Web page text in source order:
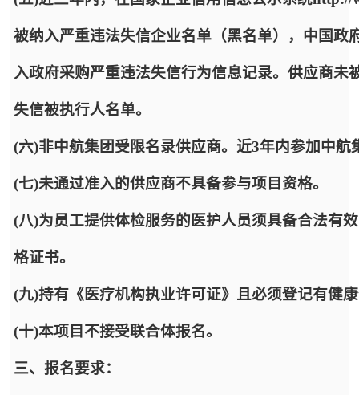
被纳入严重违法失信企业名单（黑名单），中国政
入政府采购严重违法失信行为信息记录。供应商未
失信被执行人名单。
(六)非中航集团受限名录供应商。近3年内参加中
(七)未通过准入的供应商不具备参与项目资格。
(八)为员工提供体检服务的医护人员须具备合法有
格证书。
(九)持有《医疗机构执业许可证》且必须登记有健
(十)本项目不接受联合体报名。
三、报名要求：